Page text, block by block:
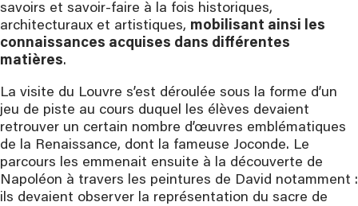
savoirs et savoir-faire à la fois historiques,
architecturaux et artistiques, mobilisant ainsi les
connaissances acquises dans différentes
matières.
La visite du Louvre s’est déroulée sous la forme d’un
jeu de piste au cours duquel les élèves devaient
retrouver un certain nombre d’œuvres emblématiques
de la Renaissance, dont la fameuse Joconde. Le
parcours les emmenait ensuite à la découverte de
Napoléon à travers les peintures de David notamment :
ils devaient observer la représentation du sacre de